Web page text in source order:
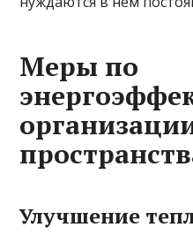
Меры по
Улучшение